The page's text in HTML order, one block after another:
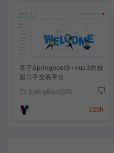
基于Springboot3+vue3的校
园二手交易平台
SpringBoot源码
329R